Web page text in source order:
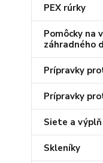
PEX rúrky
Pomôcky na
záhradného
Prípravky
Prípravky
Siete a
Skleníky